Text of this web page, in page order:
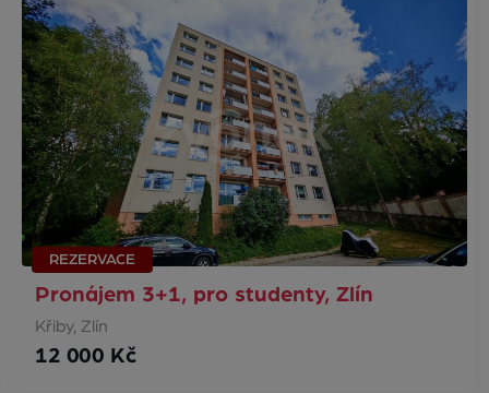
REZERVACE
Pronájem 3+1, pro studenty, Zlín
Křiby, Zlín
12 000 Kč